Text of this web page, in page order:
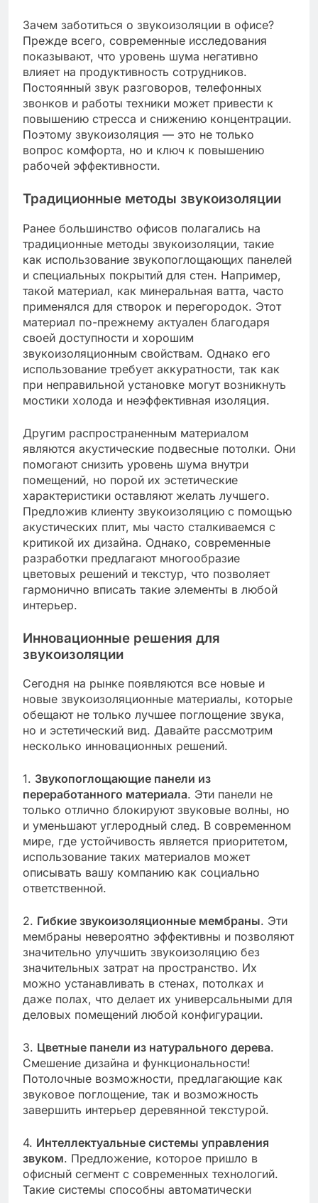
Зачем заботиться о звукоизоляции в офисе?
Прежде всего, современные исследования
показывают, что уровень шума негативно
влияет на продуктивность сотрудников.
Постоянный звук разговоров, телефонных
звонков и работы техники может привести к
повышению стресса и снижению концентрации.
Поэтому звукоизоляция — это не только
вопрос комфорта, но и ключ к повышению
рабочей эффективности.
Традиционные методы звукоизоляции
Ранее большинство офисов полагались на
традиционные методы звукоизоляции, такие
как использование звукопоглощающих панелей
и специальных покрытий для стен. Например,
такой материал, как минеральная ватта, часто
применялся для створок и перегородок. Этот
материал по-прежнему актуален благодаря
своей доступности и хорошим
звукоизоляционным свойствам. Однако его
использование требует аккуратности, так как
при неправильной установке могут возникнуть
мостики холода и неэффективная изоляция.
Другим распространенным материалом
являются акустические подвесные потолки. Они
помогают снизить уровень шума внутри
помещений, но порой их эстетические
характеристики оставляют желать лучшего.
Предложив клиенту звукоизоляцию с помощью
акустических плит, мы часто сталкиваемся с
критикой их дизайна. Однако, современные
разработки предлагают многообразие
цветовых решений и текстур, что позволяет
гармонично вписать такие элементы в любой
интерьер.
Инновационные решения для
звукоизоляции
Сегодня на рынке появляются все новые и
новые звукоизоляционные материалы, которые
обещают не только лучшее поглощение звука,
но и эстетический вид. Давайте рассмотрим
несколько инновационных решений.
1. Звукопоглощающие панели из
переработанного материала. Эти панели не
только отлично блокируют звуковые волны, но
и уменьшают углеродный след. В современном
мире, где устойчивость является приоритетом,
использование таких материалов может
описывать вашу компанию как социально
ответственной.
2. Гибкие звукоизоляционные мембраны. Эти
мембраны невероятно эффективны и позволяют
значительно улучшить звукоизоляцию без
значительных затрат на пространство. Их
можно устанавливать в стенах, потолках и
даже полах, что делает их универсальными для
деловых помещений любой конфигурации.
3. Цветные панели из натурального дерева.
Смешение дизайна и функциональности!
Потолочные возможности, предлагающие как
звуковое поглощение, так и возможность
завершить интерьер деревянной текстурой.
4. Интеллектуальные системы управления
звуком. Предложение, которое пришло в
офисный сегмент с современных технологий.
Такие системы способны автоматически